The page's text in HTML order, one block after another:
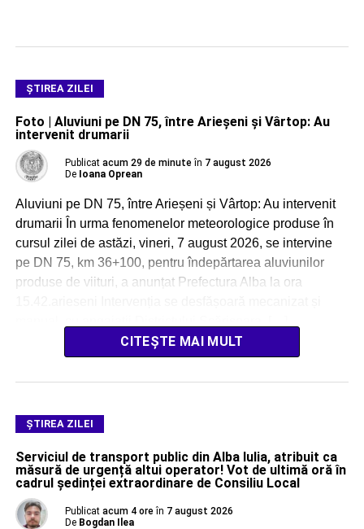
ŞTIREA ZILEI
Foto | Aluviuni pe DN 75, între Arieșeni și Vârtop: Au
intervenit drumarii
Publicat acum 29 de minute în 7 august 2026
De Ioana Oprean
Aluviuni pe DN 75, între Arieșeni și Vârtop: Au intervenit
drumarii În urma fenomenelor meteorologice produse în
cursul zilei de astăzi, vineri, 7 august 2026, se intervine
pe DN 75, km 36+100, pentru îndepărtarea aluviunilor
produse de viituri, a anunțat Prefectura Alba la ora
CITEȘTE MAI MULT
ŞTIREA ZILEI
Serviciul de transport public din Alba Iulia, atribuit ca
măsură de urgență altui operator! Vot de ultimă oră în
cadrul ședinței extraordinare de Consiliu Local
Publicat acum 4 ore în 7 august 2026
De Bogdan Ilea